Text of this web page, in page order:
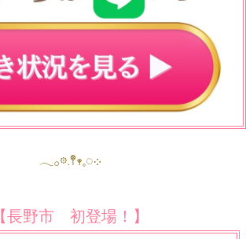
𓂃𓂂𖡼.𖤣𖥧𓈒◌܀
【長野市 初登場！】